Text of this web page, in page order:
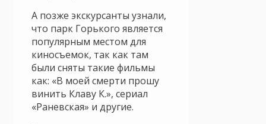
А позже экскурсанты узнали,
что парк Горького является
популярным местом для
киносъемок, так как там
были сняты такие фильмы
как: «В моей смерти прошу
винить Клаву К.», сериал
«Раневская» и другие.